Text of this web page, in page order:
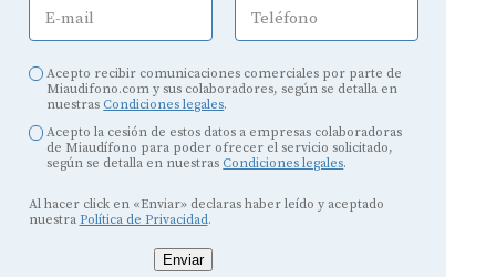
E-mail Teléfono
Acepto recibir comunicaciones comerciales por parte de
Miaudifono.com y sus colaboradores, según se detalla en
nuestras Condiciones legales.
Acepto la cesión de estos datos a empresas colaboradoras
de Miaudífono para poder ofrecer el servicio solicitado,
según se detalla en nuestras Condiciones legales.
Al hacer click en «Enviar» declaras haber leído y aceptado
nuestra Política de Privacidad.
Enviar